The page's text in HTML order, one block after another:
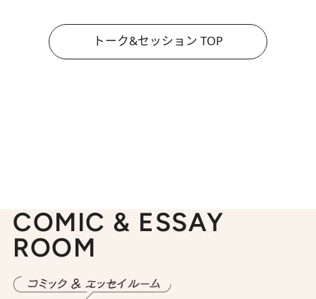
トーク&セッション TOP
COMIC & ESSAY
ROOM